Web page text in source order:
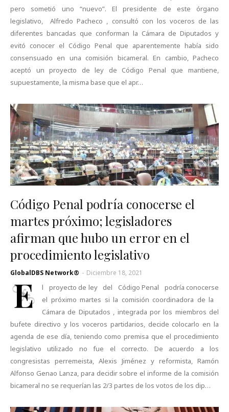
pero sometió uno “nuevo”. El presidente de este órgano
legislativo, Alfredo Pacheco , consultó con los voceros de las
diferentes bancadas que conforman la Cámara de Diputados y
evitó conocer el Código Penal que aparentemente había sido
consensuado en una comisión bicameral. En cambio, Pacheco
aceptó un proyecto de ley de Código Penal que mantiene,
supuestamente, la misma base que el apr…
Código Penal podría conocerse el
martes próximo; legisladores
afirman que hubo un error en el
procedimiento legislativo
GlobalDBS Network® - Diciembre 18, 2021
E
l proyecto de ley del Código Penal podría conocerse
el próximo martes si la comisión coordinadora de la
Cámara de Diputados , integrada por los miembros del
bufete directivo y los voceros partidarios, decide colocarlo en la
agenda de ese día, teniendo como premisa que el procedimiento
legislativo utilizado no fue el correcto. De acuerdo a los
congresistas perremeista, Alexis Jiménez y reformista, Ramón
Alfonso Genao Lanza, para decidir sobre el informe de la comisión
bicameral no se requerían las 2/3 partes de los votos de los dip…